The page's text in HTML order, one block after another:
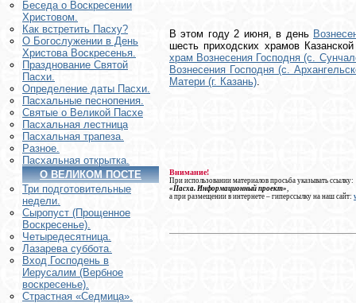
Беседа о Воскресении
Христовом.
Как встретить Пасху?
О Богослужении в День
Христова Воскресенья.
Празднование Святой
Пасхи.
Определение даты Пасхи.
Пасхальные песнопения.
Святые о Великой Пасхе
Пасхальная лестница
Пасхальная трапеза.
Разное.
Пасхальная открытка.
О ВЕЛИКОМ ПОСТЕ
Три подготовительные
недели.
Сыропуст (Прощенное
Воскресенье).
Четыредесятница.
Лазарева суббота.
Вход Господень в
Иерусалим (Вербное
воскресенье).
Страстная «Седмица».
В этом году 2 июня, в день
шесть приходских храмов
храм Вознесения Господня (с.
Вознесения Господня (с.
Матери (г. Казань)
Внимание!
При использовании материалов просьба указывать ссылку:
«Пасха. Информационный проект»
а при размещении в интернете – гиперссылку на наш сайт: